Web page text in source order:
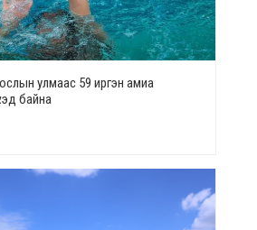
улмаас 59 иргэн амиа
байна